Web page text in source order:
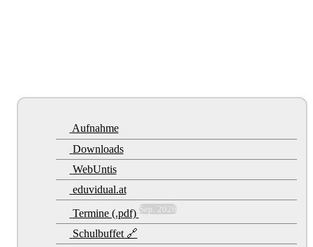
Aufnahme
Downloads
WebUntis
eduvidual.at
Termine (.pdf) Sep. 2026
Schulbuffet 🔗